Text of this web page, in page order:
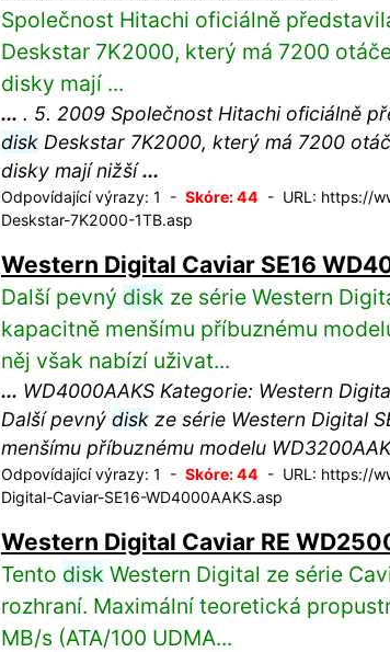
Společnost Hitachi oficiálně
Deskstar 7K2000, který má 7200
disky mají ...
... . 5. 2009 Společnost Hitachi oficiálně
diskDeskstar 7K2000, který má 7200
disky mají nižší...
Odpovídající výrazy: 1 - Skóre: 44 - URL: https://
Deskstar-7K2000-1TB.asp
Western Digital Caviar SE16
Další pevný disk ze série Western
kapacitně menšímu příbuznému
něj však nabízí uživat...
... WD4000AAKS Kategorie: Western
Další pevný diskze série Western Digital
menšímu příbuznému modelu
Odpovídající výrazy: 1 - Skóre: 44 - URL: https://
Digital-Caviar-SE16-WD4000AAKS.asp
Western Digital Caviar RE
Tento disk Western Digital ze série
rozhraní. Maximální teoretická
MB/s (ATA/100 UDMA...